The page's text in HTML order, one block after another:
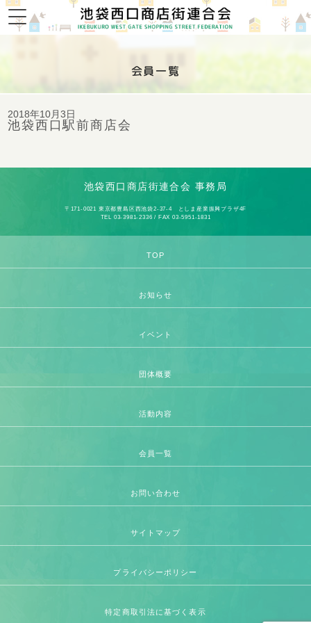
会員一覧
2018年10月3日
池袋西口駅前商店会
池袋西口商店街連合会 事務局
〒171-0021 東京都豊島区西池袋2-37-4 としま産業振興プラザ4F
TEL 03-3981-2336 / FAX 03-5951-1831
TOP
お知らせ
イベント
団体概要
活動内容
会員一覧
お問い合わせ
サイトマップ
プライバシーポリシー
特定商取引法に基づく表示